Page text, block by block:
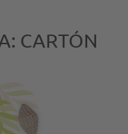
CARTÓN